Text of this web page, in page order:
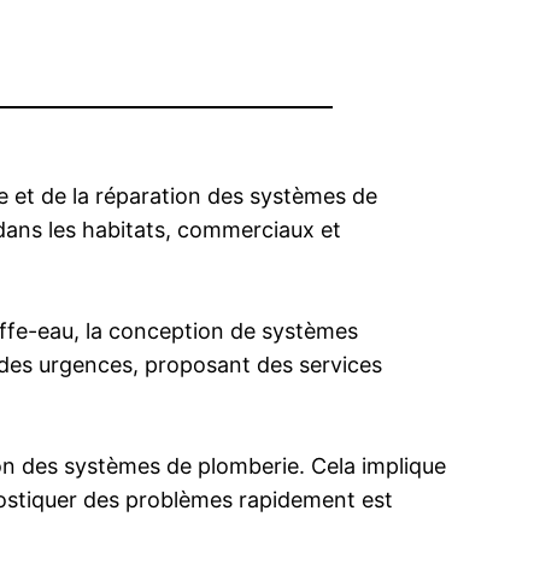
et de la réparation des systèmes de
les habitats, commerciaux et
eau, la conception de systèmes
urgences, proposant des services
des systèmes de plomberie. Cela implique
des problèmes rapidement est